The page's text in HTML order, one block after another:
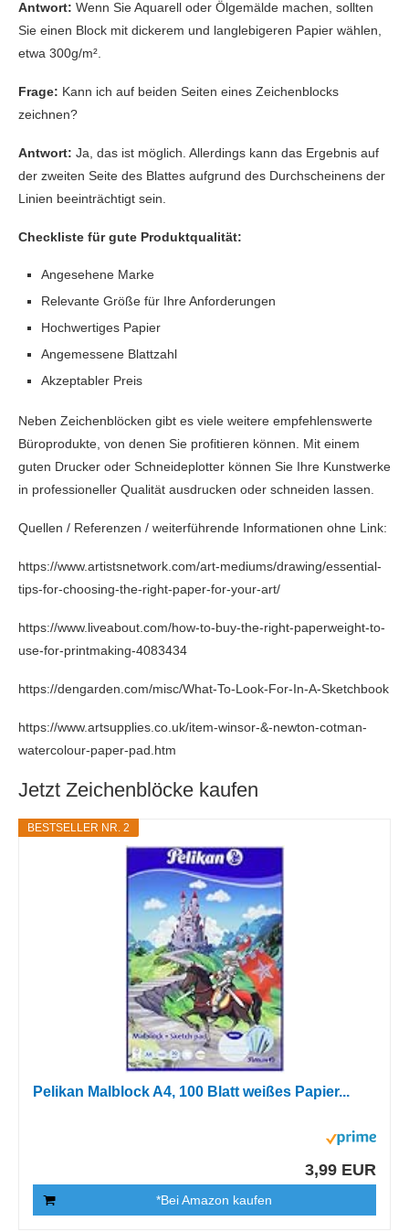
Antwort: Wenn Sie Aquarell oder Ölgemälde machen, sollten
Sie einen Block mit dickerem und langlebigeren Papier wählen,
etwa 300g/m².
Frage: Kann ich auf beiden Seiten eines Zeichenblocks
zeichnen?
Antwort: Ja, das ist möglich. Allerdings kann das Ergebnis auf
der zweiten Seite des Blattes aufgrund des Durchscheinens der
Linien beeinträchtigt sein.
Checkliste für gute Produktqualität:
Angesehene Marke
Relevante Größe für Ihre Anforderungen
Hochwertiges Papier
Angemessene Blattzahl
Akzeptabler Preis
Neben Zeichenblöcken gibt es viele weitere empfehlenswerte
Büroprodukte, von denen Sie profitieren können. Mit einem
guten Drucker oder Schneideplotter können Sie Ihre Kunstwerke
in professioneller Qualität ausdrucken oder schneiden lassen.
Quellen / Referenzen / weiterführende Informationen ohne Link:
https://www.artistsnetwork.com/art-mediums/drawing/essential-
tips-for-choosing-the-right-paper-for-your-art/
https://www.liveabout.com/how-to-buy-the-right-paperweight-to-
use-for-printmaking-4083434
https://dengarden.com/misc/What-To-Look-For-In-A-Sketchbook
https://www.artsupplies.co.uk/item-winsor-&-newton-cotman-
watercolour-paper-pad.htm
Jetzt Zeichenblöcke kaufen
BESTSELLER NR. 2
Pelikan Malblock A4, 100 Blatt weißes Papier...
3,99 EUR
*Bei Amazon kaufen